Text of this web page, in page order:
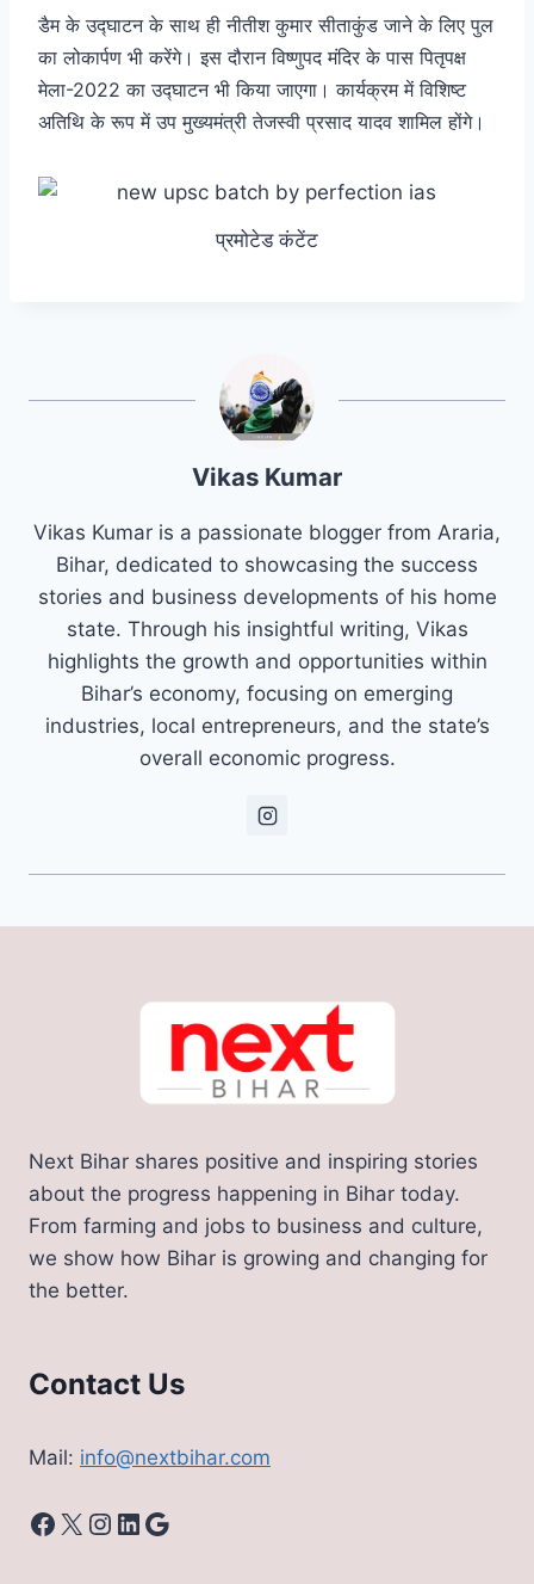
डैम के उद्घाटन के साथ ही नीतीश कुमार सीताकुंड जाने के लिए पुल
का लोकार्पण भी करेंगे। इस दौरान विष्णुपद मंदिर के पास पितृपक्ष
मेला-2022 का उद्घाटन भी किया जाएगा। कार्यक्रम में विशिष्ट
अतिथि के रूप में उप मुख्यमंत्री तेजस्वी प्रसाद यादव शामिल होंगे।
प्रमोटेड कंटेंट
Vikas Kumar
Vikas Kumar is a passionate blogger from Araria,
Bihar, dedicated to showcasing the success
stories and business developments of his home
state. Through his insightful writing, Vikas
highlights the growth and opportunities within
Bihar’s economy, focusing on emerging
industries, local entrepreneurs, and the state’s
overall economic progress.
Next Bihar shares positive and inspiring stories
about the progress happening in Bihar today.
From farming and jobs to business and culture,
we show how Bihar is growing and changing for
the better.
Contact Us
Mail: info@nextbihar.com
Facebook
X Instagram
LinkedIn
Google